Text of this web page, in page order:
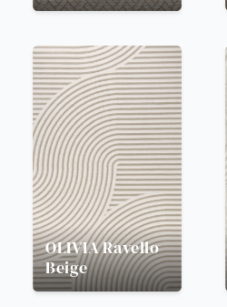
OLIVIARavello
Beige